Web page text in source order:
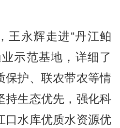
王永辉走进“丹江鲌
示范基地，详细了
保护、联农带农等情
持生态优先，强化科
口水库优质水资源优